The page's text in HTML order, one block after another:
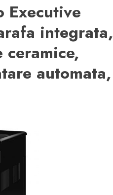
Executive
integrata,
ceramice,
automata,